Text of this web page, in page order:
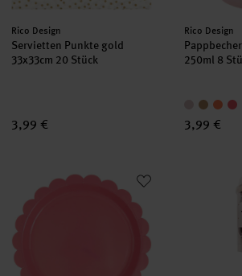
Hersteller:
Rico Design
Servietten Punkte gold
33x33cm 20 Stück
3,99 €
Hersteller:
Rico Design
Pappbecher
250ml 8
3,99 €
Pappteller mit Wellenrand